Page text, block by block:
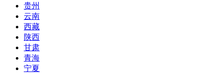
贵州
云南
西藏
陕西
甘肃
青海
宁夏